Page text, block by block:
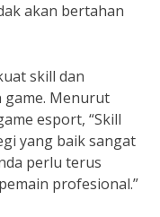
akan bertahan
skill dan
game. Menurut
esport, “Skill
yang baik sangat
perlu terus
profesional.”